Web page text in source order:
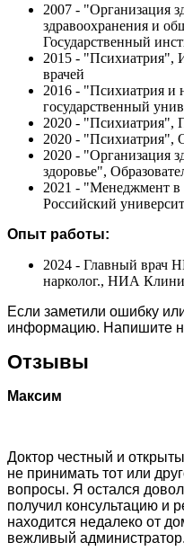
2007 - "Организация
здравоохранения и
Государственный
2015 - "Психиатрия",
врачей
2016 - "Психиатрия и
государственный
2020 - "Психиатрия",
2020 - "Психиатрия",
2020 - "Организация
здоровье",
2021 - "Менеджмент в
Российский
Опыт работы:
2024 - Главный врач
нарколог., НИА
Если заметили ошибку
информацию. Напишите
Отзывы
Максим
Доктор честный и
не принимать тот или
вопросы. Я остался
получил консультацию и
находится недалеко от
вежливый администратор.